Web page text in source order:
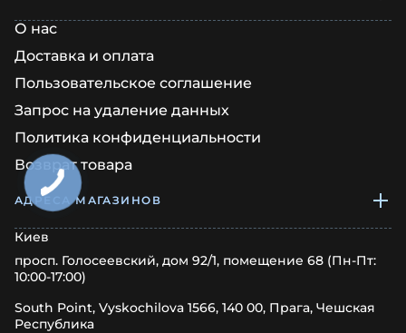
О нас
Доставка и оплата
Пользовательское соглашение
Запрос на удаление данных
Политика конфиденциальности
Возврат товара
АДРЕСА МАГАЗИНОВ
Киев
просп. Голосеевский, дом 92/1, помещение 68 (Пн-Пт:
10:00-17:00)
South Point, Vyskochilova 1566, 140 00, Прага, Чешская
Республика